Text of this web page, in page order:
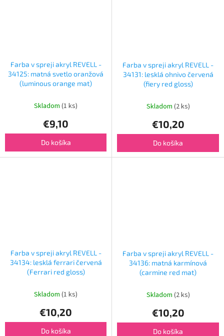
Farba v spreji akryl REVELL -
34125: matná svetlo oranžová
(luminous orange mat)
Skladom (1 ks)
€9,10
Do košíka
Farba v spreji akryl REVELL -
34131: lesklá ohnivo červená
(fiery red gloss)
Skladom (2 ks)
€10,20
Do košíka
Farba v spreji akryl REVELL -
34134: lesklá ferrari červená
(Ferrari red gloss)
Skladom (1 ks)
€10,20
Do košíka
Farba v spreji akryl REVELL -
34136: matná karmínová
(carmine red mat)
Skladom (2 ks)
€10,20
Do košíka